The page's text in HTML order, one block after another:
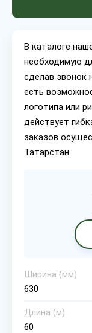
В каталоге
необходимую
сделав звонок
есть
логотипа или
действует
заказов
Татарстан.
Ширина (мм)
630
Длина (м)
60